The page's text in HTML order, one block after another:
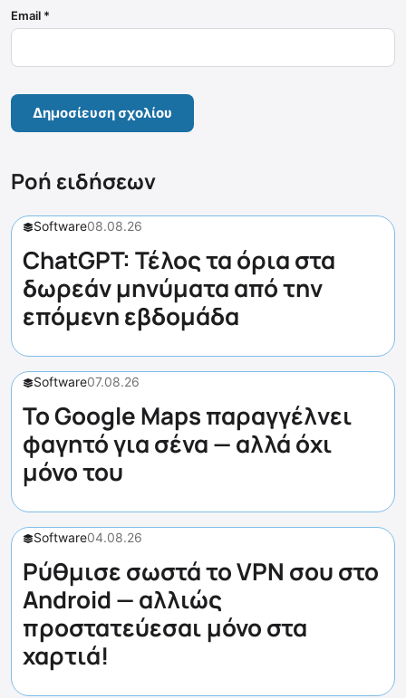
Email *
Ροή ειδήσεων
Software08.08.26
ChatGPT: Τέλος τα όρια στα
δωρεάν μηνύματα από την
επόμενη εβδομάδα
Software07.08.26
Το Google Maps παραγγέλνει
φαγητό για σένα — αλλά όχι
μόνο του
Software04.08.26
Ρύθμισε σωστά το VPN σου στο
Android — αλλιώς
προστατεύεσαι μόνο στα
χαρτιά!